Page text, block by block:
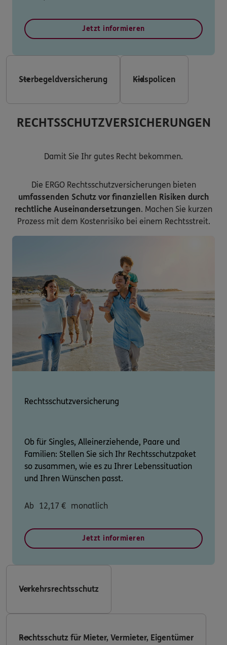
Jetzt informieren
Sterbegeldversicherung Kidspolicen
RECHTSSCHUTZVERSICHERUNGEN
Damit Sie Ihr gutes Recht bekommen.
Die ERGO Rechtsschutzversicherungen bieten
umfassenden Schutz vor finanziellen Risiken durch
rechtliche Auseinandersetzungen. Machen Sie kurzen
Prozess mit dem Kostenrisiko bei einem Rechtsstreit.
Rechtsschutzversicherung
Ob für Singles, Alleinerziehende, Paare und
Familien: Stellen Sie sich Ihr Rechtsschutzpaket
so zusammen, wie es zu Ihrer Lebenssituation
und Ihren Wünschen passt.
Ab 12,17 € monatlich
Jetzt informieren
Verkehrsrechtsschutz
Rechtsschutz für Mieter, Vermieter, Eigentümer